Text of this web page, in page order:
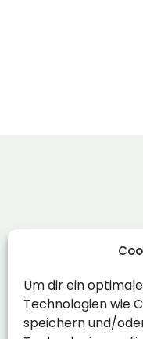
Um dir ein
Technologien wie
speichern und/